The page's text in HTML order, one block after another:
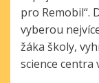
pro Remobil“.
vyberou
žáka školy,
science centra